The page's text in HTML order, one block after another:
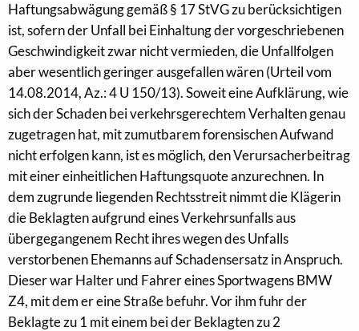
Haftungsabwägung gemäß § 17 StVG zu berücksichtigen
ist, sofern der Unfall bei Einhaltung der vorgeschriebenen
Geschwindigkeit zwar nicht vermieden, die Unfallfolgen
aber wesentlich geringer ausgefallen wären (Urteil vom
14.08.2014, Az.: 4 U 150/13). Soweit eine Aufklärung, wie
sich der Schaden bei verkehrsgerechtem Verhalten genau
zugetragen hat, mit zumutbarem forensischen Aufwand
nicht erfolgen kann, ist es möglich, den Verursacherbeitrag
mit einer einheitlichen Haftungsquote anzurechnen. In
dem zugrunde liegenden Rechtsstreit nimmt die Klägerin
die Beklagten aufgrund eines Verkehrsunfalls aus
übergegangenem Recht ihres wegen des Unfalls
verstorbenen Ehemanns auf Schadensersatz in Anspruch.
Dieser war Halter und Fahrer eines Sportwagens BMW
Z4, mit dem er eine Straße befuhr. Vor ihm fuhr der
Beklagte zu 1 mit einem bei der Beklagten zu 2